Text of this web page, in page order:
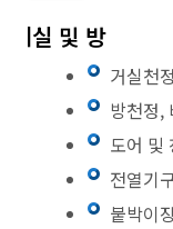
거실 및 방
거실천
방천정,
도어 및
전열기
붙박이